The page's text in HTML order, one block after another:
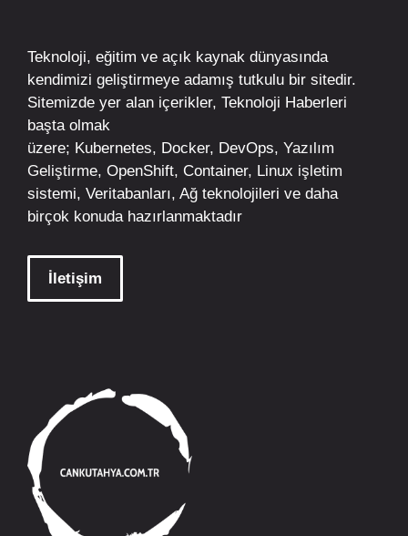
Teknoloji, eğitim ve açık kaynak dünyasında
kendimizi geliştirmeye adamış tutkulu bir sitedir.
Sitemizde yer alan içerikler, Teknoloji Haberleri
başta olmak
üzere; Kubernetes, Docker, DevOps, Yazılım
Geliştirme, OpenShift, Container, Linux işletim
sistemi, Veritabanları, Ağ teknolojileri ve daha
birçok konuda hazırlanmaktadır
İletişim